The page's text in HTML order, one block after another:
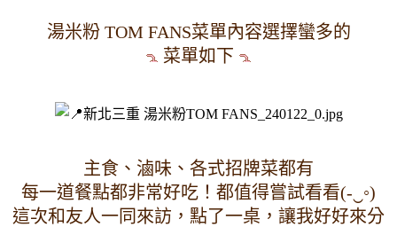
湯米粉 TOM FANS菜單內容選擇蠻多的
菜單如下
主食、滷味、各式招牌菜都有
每一道餐點都非常好吃！都值得嘗試看看(-‿◦)
這次和友人一同來訪，點了一桌，讓我好好來分